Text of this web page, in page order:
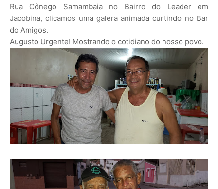
Rua Cônego Samambaia no Bairro do Leader em
Jacobina, clicamos uma galera animada curtindo no Bar
do Amigos.
Augusto Urgente! Mostrando o cotidiano do nosso povo.